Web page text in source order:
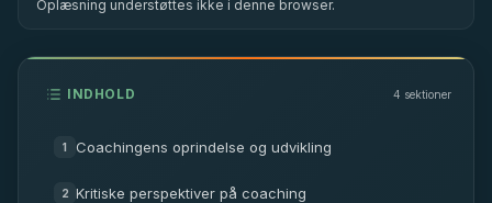
Oplæsning understøttes ikke i denne browser.
INDHOLD 4 sektioner
1 Coachingens oprindelse og udvikling
2 Kritiske perspektiver på coaching